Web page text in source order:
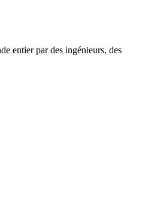
entier par des ingénieurs, des